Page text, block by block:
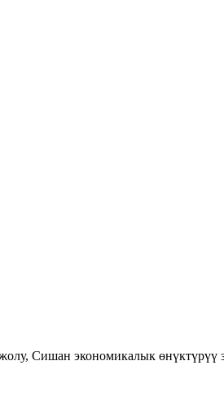
Сишан экономикалык өнүктүрүү